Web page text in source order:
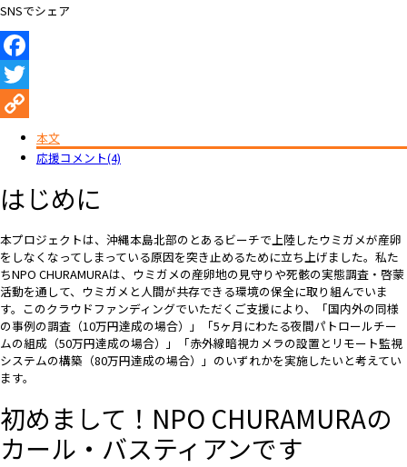
SNSでシェア
Facebook
Twitter
Copy
本文
応援コメント(4)
はじめに
本プロジェクトは、沖縄本島北部のとあるビーチで上陸したウミガメが産卵
をしなくなってしまっている原因を突き止めるために立ち上げました。私た
ちNPO CHURAMURAは、ウミガメの産卵地の見守りや死骸の実態調査・啓蒙
活動を通して、ウミガメと人間が共存できる環境の保全に取り組んでいま
す。このクラウドファンディングでいただくご支援により、「国内外の同様
の事例の調査（10万円達成の場合）」「5ヶ月にわたる夜間パトロールチー
ムの組成（50万円達成の場合）」「赤外線暗視カメラの設置とリモート監視
システムの構築（80万円達成の場合）」のいずれかを実施したいと考えてい
ます。
初めまして！NPO CHURAMURAの
カール・バスティアンです